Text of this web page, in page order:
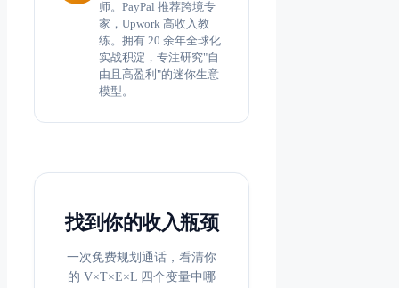
师。PayPal 推荐跨境专
家，Upwork 高收入教
练。拥有 20 余年全球化
实战积淀，专注研究"自
由且高盈利"的迷你生意
模型。
找到你的收入瓶颈
一次免费规划通话，看清你
的 V×T×E×L 四个变量中哪